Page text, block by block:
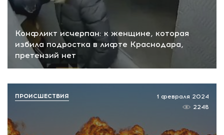
Конфликт исчерпан: к женщине, которая
избила подростка в лифте Краснодара,
претензий нет
1 февраля 2024
2248
ПРОИСШЕСТВИЯ